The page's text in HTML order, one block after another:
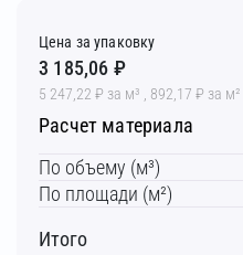
Цена за упаковку
3 185,06 ₽
5 247,22 ₽ за м³ , 892,17 ₽ за м²
Расчет материала
По объему (м³)
По площади (м²)
Итого